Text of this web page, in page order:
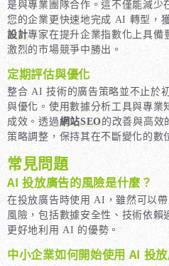
是與專業團隊合作。這不僅能減少
您的企業更快速地完成 AI 轉型，
設計專家在提升企業指數化上具備
激烈的市場競爭中勝出。
定期評估與優化
整合 AI 技術的廣告策略並不止於
與優化。使用數據分析工具與專業
成效。透過網站SEO的改善與高效
策略調整，保持其在不斷變化的數
常見問題
AI 投放廣告的風險是什麼？
在投放廣告時使用 AI，雖然可以
風險，包括數據安全性、技術依賴
更好地利用 AI 的優勢。
中小企業如何開始使用 AI 投